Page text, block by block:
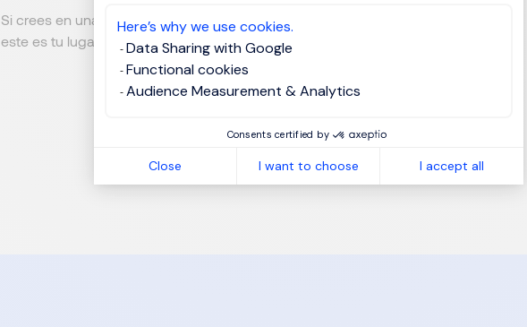
Here’s why we use cookies.
Data Sharing with Google
Functional cookies
Audience Measurement & Analytics
Consents certified by
Close I want to choose I accept all
Si crees en una atención al paciente cercana, profesional y con visión de futuro,
este es tu lugar para crecer y marcar la diferencia.